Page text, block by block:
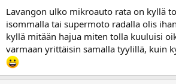
Lavangon ulko mikroauto rata on kyllä
isommalla tai supermoto radalla olis
kyllä mitään hajua miten tolla kuuluisi
varmaan yrittäisin samalla tyylillä, kuin